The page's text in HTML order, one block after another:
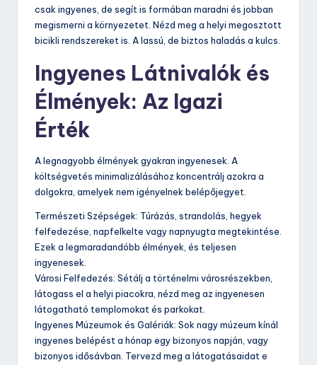
csak ingyenes, de segít is formában maradni és jobban
megismerni a környezetet. Nézd meg a helyi megosztott
bicikli rendszereket is. A lassú, de biztos haladás a kulcs.
Ingyenes Látnivalók és
Élmények: Az Igazi
Érték
A legnagyobb élmények gyakran ingyenesek. A
költségvetés minimalizálásához koncentrálj azokra a
dolgokra, amelyek nem igényelnek belépőjegyet.
Természeti Szépségek: Túrázás, strandolás, hegyek
felfedezése, napfelkelte vagy napnyugta megtekintése.
Ezek a legmaradandóbb élmények, és teljesen
ingyenesek.
Városi Felfedezés: Sétálj a történelmi városrészekben,
látogass el a helyi piacokra, nézd meg az ingyenesen
látogatható templomokat és parkokat.
Ingyenes Múzeumok és Galériák: Sok nagy múzeum kínál
ingyenes belépést a hónap egy bizonyos napján, vagy
bizonyos idősávban. Tervezd meg a látogatásaidat e